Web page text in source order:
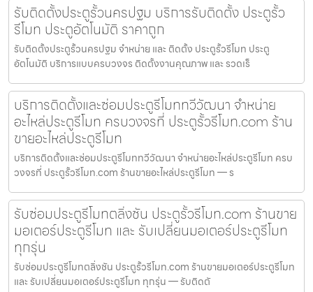
รับติดตั้งประตูรั้วนครปฐม บริการรับติดตั้ง ประตูรั้ว
รีโมท ประตูอัตโนมัติ ราคาถูก
รับติดตั้งประตูรั้วนครปฐม จำหน่าย และ ติดตั้ง ประตูรั้วรีโมท ประตู
อัตโนมัติ บริการแบบครบวงจร ติดตั้งงานคุณภาพ และ รวดเร็
บริการติดตั้งและซ่อมประตูรีโมททวีวัฒนา จำหน่าย
อะไหล่ประตูรีโมท ครบวงจรที่ ประตูรั้วรีโมท.com ร้าน
ขายอะไหล่ประตูรีโมท
บริการติดตั้งและซ่อมประตูรีโมททวีวัฒนา จำหน่ายอะไหล่ประตูรีโมท ครบ
วงจรที่ ประตูรั้วรีโมท.com ร้านขายอะไหล่ประตูรีโมท — ร
รับซ่อมประตูรีโมทตลิ่งชัน ประตูรั้วรีโมท.com ร้านขาย
มอเตอร์ประตูรีโมท และ รับเปลี่ยนมอเตอร์ประตูรีโมท
ทุกรุ่น
รับซ่อมประตูรีโมทตลิ่งชัน ประตูรั้วรีโมท.com ร้านขายมอเตอร์ประตูรีโมท
และ รับเปลี่ยนมอเตอร์ประตูรีโมท ทุกรุ่น — รับติดตั